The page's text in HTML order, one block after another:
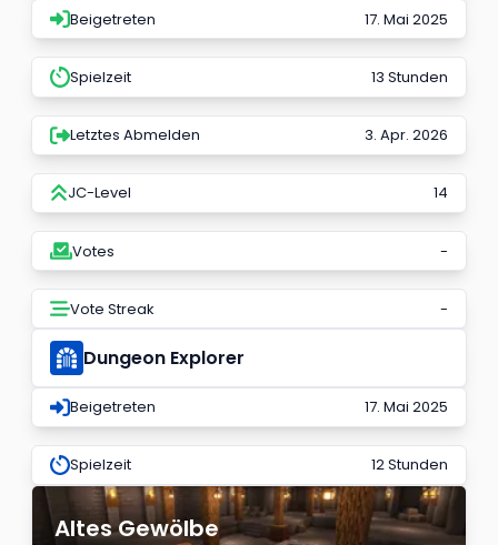
Beigetreten 17. Mai 2025
Spielzeit 13 Stunden
Letztes Abmelden 3. Apr. 2026
JC-Level 14
Votes -
Vote Streak -
Dungeon Explorer
Beigetreten 17. Mai 2025
Spielzeit 12 Stunden
Altes Gewölbe